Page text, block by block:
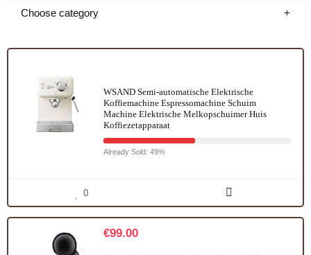
Choose category
WSAND Semi-automatische Elektrische
Koffiemachine Espressomachine Schuim
Machine Elektrische Melkopschuimer Huis
Koffiezetapparaat
Already Sold: 49%
0
€99.00